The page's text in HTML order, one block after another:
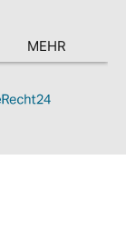
MEHR